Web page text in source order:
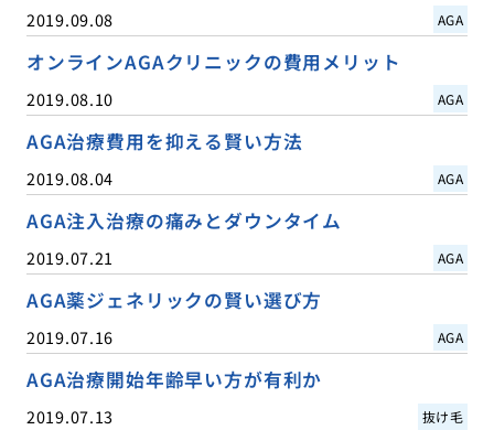
2019.09.08 AGA
オンラインAGAクリニックの費用メリット
2019.08.10 AGA
AGA治療費用を抑える賢い方法
2019.08.04 AGA
AGA注入治療の痛みとダウンタイム
2019.07.21 AGA
AGA薬ジェネリックの賢い選び方
2019.07.16 AGA
AGA治療開始年齢早い方が有利か
2019.07.13 抜け毛